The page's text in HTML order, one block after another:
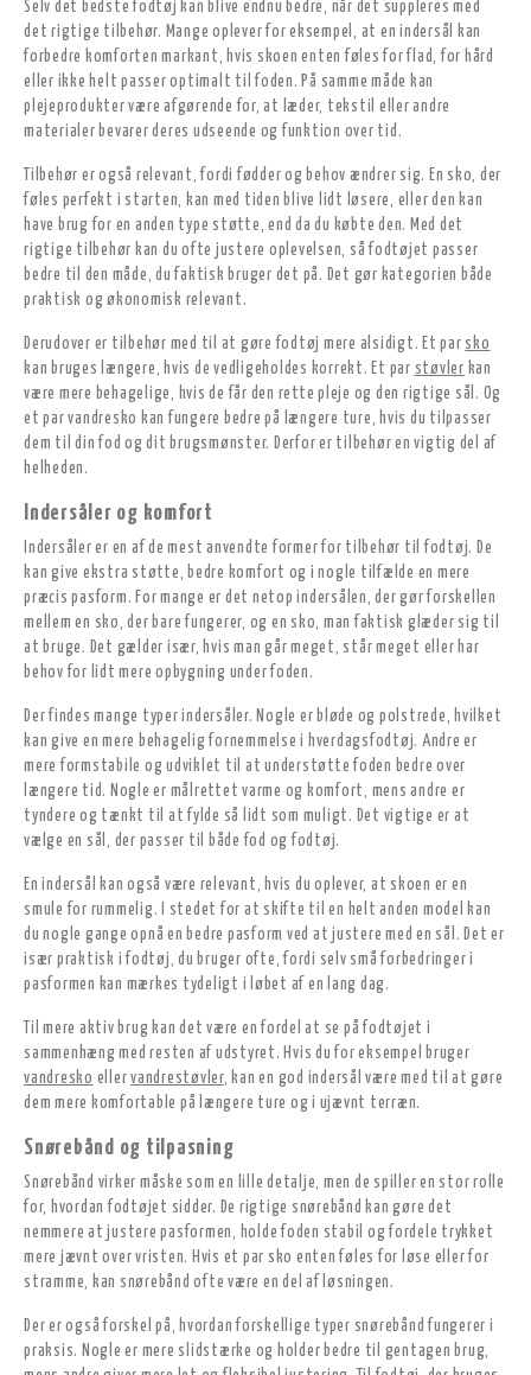
Selv det bedste fodtøj kan blive endnu bedre, når det suppleres med
det rigtige tilbehør. Mange oplever for eksempel, at en indersål kan
forbedre komforten markant, hvis skoen enten føles for flad, for hård
eller ikke helt passer optimalt til foden. På samme måde kan
plejeprodukter være afgørende for, at læder, tekstil eller andre
materialer bevarer deres udseende og funktion over tid.
Tilbehør er også relevant, fordi fødder og behov ændrer sig. En sko, der
føles perfekt i starten, kan med tiden blive lidt løsere, eller den kan
have brug for en anden type støtte, end da du købte den. Med det
rigtige tilbehør kan du ofte justere oplevelsen, så fodtøjet passer
bedre til den måde, du faktisk bruger det på. Det gør kategorien både
praktisk og økonomisk relevant.
Derudover er tilbehør med til at gøre fodtøj mere alsidigt. Et par sko
kan bruges længere, hvis de vedligeholdes korrekt. Et par støvler kan
være mere behagelige, hvis de får den rette pleje og den rigtige sål. Og
et par vandresko kan fungere bedre på længere ture, hvis du tilpasser
dem til din fod og dit brugsmønster. Derfor er tilbehør en vigtig del af
helheden.
Indersåler og komfort
Indersåler er en af de mest anvendte former for tilbehør til fodtøj. De
kan give ekstra støtte, bedre komfort og i nogle tilfælde en mere
præcis pasform. For mange er det netop indersålen, der gør forskellen
mellem en sko, der bare fungerer, og en sko, man faktisk glæder sig til
at bruge. Det gælder især, hvis man går meget, står meget eller har
behov for lidt mere opbygning under foden.
Der findes mange typer indersåler. Nogle er bløde og polstrede, hvilket
kan give en mere behagelig fornemmelse i hverdagsfodtøj. Andre er
mere formstabile og udviklet til at understøtte foden bedre over
længere tid. Nogle er målrettet varme og komfort, mens andre er
tyndere og tænkt til at fylde så lidt som muligt. Det vigtige er at
vælge en sål, der passer til både fod og fodtøj.
En indersål kan også være relevant, hvis du oplever, at skoen er en
smule for rummelig. I stedet for at skifte til en helt anden model kan
du nogle gange opnå en bedre pasform ved at justere med en sål. Det er
især praktisk i fodtøj, du bruger ofte, fordi selv små forbedringer i
pasformen kan mærkes tydeligt i løbet af en lang dag.
Til mere aktiv brug kan det være en fordel at se på fodtøjet i
sammenhæng med resten af udstyret. Hvis du for eksempel bruger
vandresko eller vandrestøvler, kan en god indersål være med til at gøre
dem mere komfortable på længere ture og i ujævnt terræn.
Snørebånd og tilpasning
Snørebånd virker måske som en lille detalje, men de spiller en stor rolle
for, hvordan fodtøjet sidder. De rigtige snørebånd kan gøre det
nemmere at justere pasformen, holde foden stabil og fordele trykket
mere jævnt over vristen. Hvis et par sko enten føles for løse eller for
stramme, kan snørebånd ofte være en del af løsningen.
Der er også forskel på, hvordan forskellige typer snørebånd fungerer i
praksis. Nogle er mere slidstærke og holder bedre til gentagen brug,